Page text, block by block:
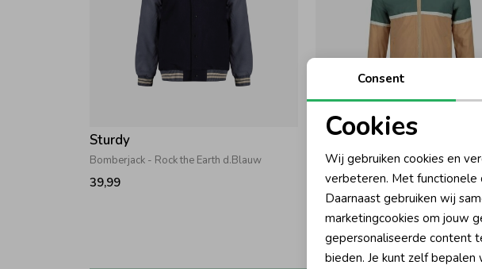
Sturdy
Bomberjack - Rock the Earth d.Blauw
39,99
Sturdy
Jasje met capuchon - Run the Day
22,49 44,99
Noodzakelijke cookies
Analytische cookies
Consent
Cookies
Wij gebruiken cookies en
verbeteren. Met
Daarnaast gebruiken wij
marketingcookies om jouw
gepersonaliseerde content
bieden. Je kunt zelf